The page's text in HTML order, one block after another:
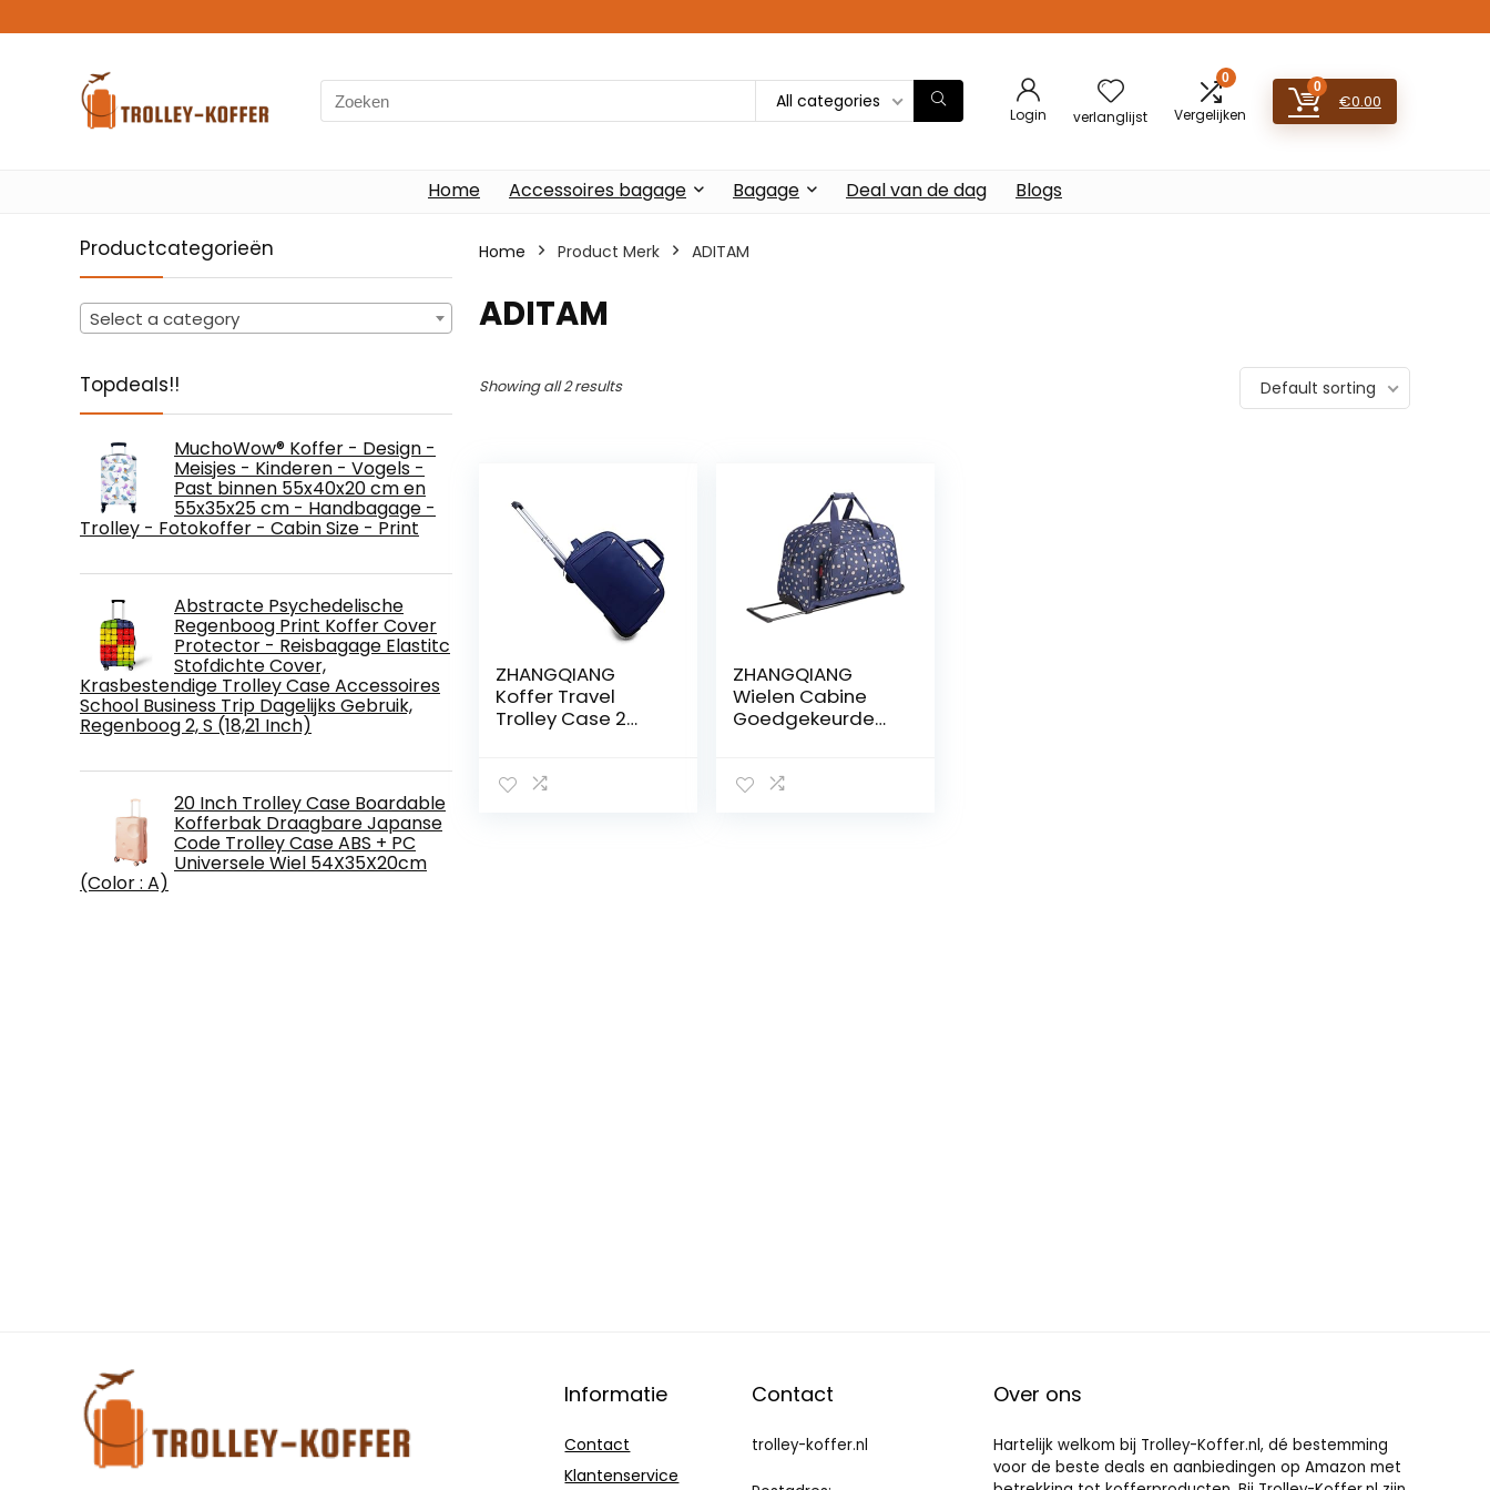
Search
for:
All categories
Login verlanglijst
0
Vergelijken
0
€0.00
Home Accessoires bagage Bagage Deal van de dag Blogs
Productcategorieën
Select a category
Topdeals!!
MuchoWow® Koffer - Design -
Meisjes - Kinderen - Vogels -
Past binnen 55x40x20 cm en
55x35x25 cm - Handbagage -
Trolley - Fotokoffer - Cabin Size - Print
Abstracte Psychedelische
Regenboog Print Koffer Cover
Protector - Reisbagage Elastitc
Stofdichte Cover,
Krasbestendige Trolley Case Accessoires
School Business Trip Dagelijks Gebruik,
Regenboog 2, S (18,21 Inch)
20 Inch Trolley Case Boardable
Kofferbak Draagbare Japanse
Code Trolley Case ABS + PC
Universele Wiel 54X35X20cm
(Color : A)
Home Product Merk ‎ADITAM
‎ADITAM
Showing all 2 results Default sorting
ZHANGQIANG
Koffer Travel
Trolley Case 2
Cabin
ZHANGQIANG
Wielen Cabine
Goedgekeurde
Handbagage
Informatie
Contact
Klantenservice
Contact
trolley-koffer.nl
Over ons
Hartelijk welkom bij Trolley-Koffer.nl, dé bestemming
voor de beste deals en aanbiedingen op Amazon met